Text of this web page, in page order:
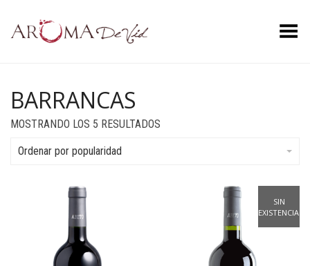
Menú
BARRANCAS
MOSTRANDO LOS 5 RESULTADOS
Ordenar por popularidad
SIN
EXISTENCIAS